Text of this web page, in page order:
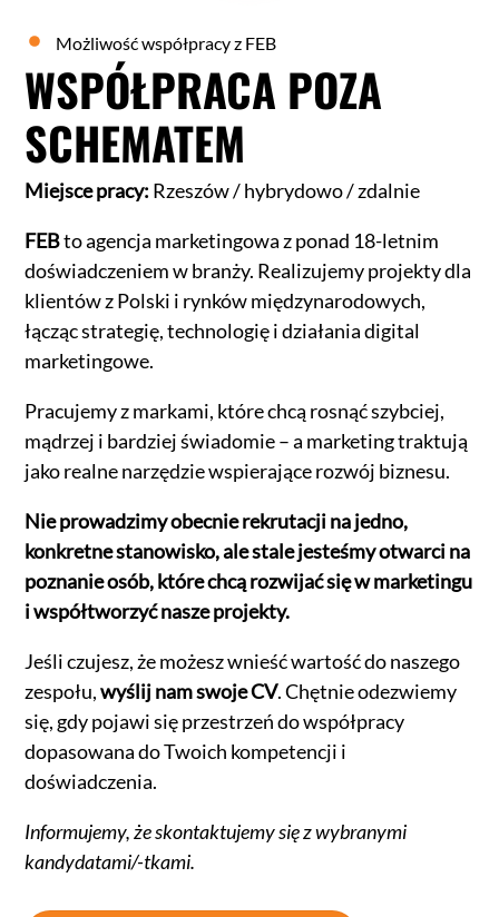
Możliwość współpracy z FEB
WSPÓŁPRACA POZA
SCHEMATEM
Miejsce pracy: Rzeszów / hybrydowo / zdalnie
FEBto agencja marketingowa z ponad 18-letnim
doświadczeniem w branży. Realizujemy projekty dla
klientów z Polski i rynków międzynarodowych,
łącząc strategię, technologię i działania digital
marketingowe.
Pracujemy z markami, które chcą rosnąć szybciej,
mądrzej i bardziej świadomie – a marketing traktują
jako realne narzędzie wspierające rozwój biznesu.
Nie prowadzimy obecnie rekrutacji na jedno,
konkretne stanowisko, ale stale jesteśmy otwarci na
poznanie osób, które chcą rozwijać się w marketingu
i współtworzyć nasze projekty.
Jeśli czujesz, że możesz wnieść wartość do naszego
zespołu,wyślij nam swoje CV. Chętnie odezwiemy
się, gdy pojawi się przestrzeń do współpracy
dopasowana do Twoich kompetencji i
doświadczenia.
Informujemy, że skontaktujemy się z wybranymi
kandydatami/-tkami.